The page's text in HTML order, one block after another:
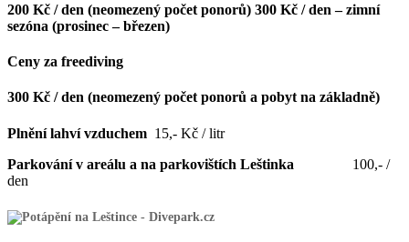
200 Kč / den (neomezený počet ponorů) 300 Kč / den – zimní
sezóna (prosinec – březen)
Ceny za freediving
300 Kč / den (neomezený počet ponorů a pobyt na základně)
Plnění lahví vzduchem 15,- Kč / litr
Parkování v areálu a na parkovištích Leštinka
100,- /
den